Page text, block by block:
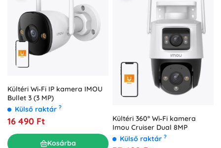
Kültéri Wi‑Fi IP kamera IMOU
Bullet 3 (3 MP)
Külső raktár ?
16 490 Ft
Kosárba
Kültéri 360° Wi‑Fi kamera
Imou Cruiser Dual 8MP
Külső raktár ?